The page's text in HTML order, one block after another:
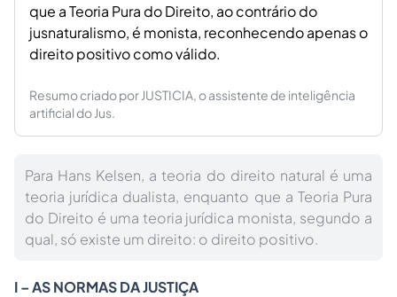
que a Teoria Pura do Direito, ao contrário do
jusnaturalismo, é monista, reconhecendo apenas o
direito positivo como válido.
Resumo criado por JUSTICIA, o assistente de inteligência
artificial do Jus.
Para Hans Kelsen, a teoria do direito natural é uma
teoria jurídica dualista, enquanto que a Teoria Pura
do Direito é uma teoria jurídica monista, segundo a
qual, só existe um direito: o direito positivo.
I – AS NORMAS DA JUSTIÇA